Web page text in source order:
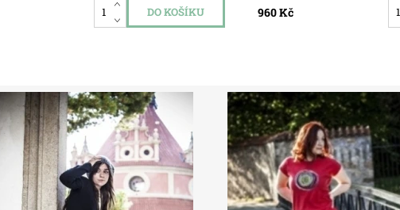
960 Kč